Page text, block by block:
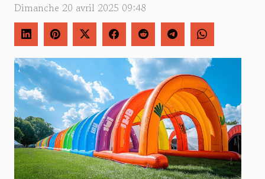
Dimanche 20 avril 2025 09:48